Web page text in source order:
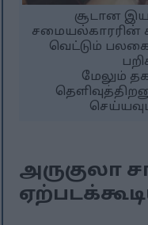
சூடான
சமையல்காரரின்
வெட்டும்
மேலும்
அருகுலா